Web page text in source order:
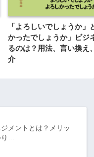
「よろしいでしょうか」
かったでしょうか」ビジ
るのは？用法、言い換え
介
メントとは？メリッ
り…